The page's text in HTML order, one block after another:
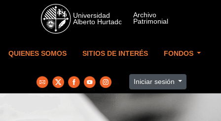
Skip to main content
QUIENES SOMOS SITIOS DE INTERÉS FONDOS
Iniciar sesión